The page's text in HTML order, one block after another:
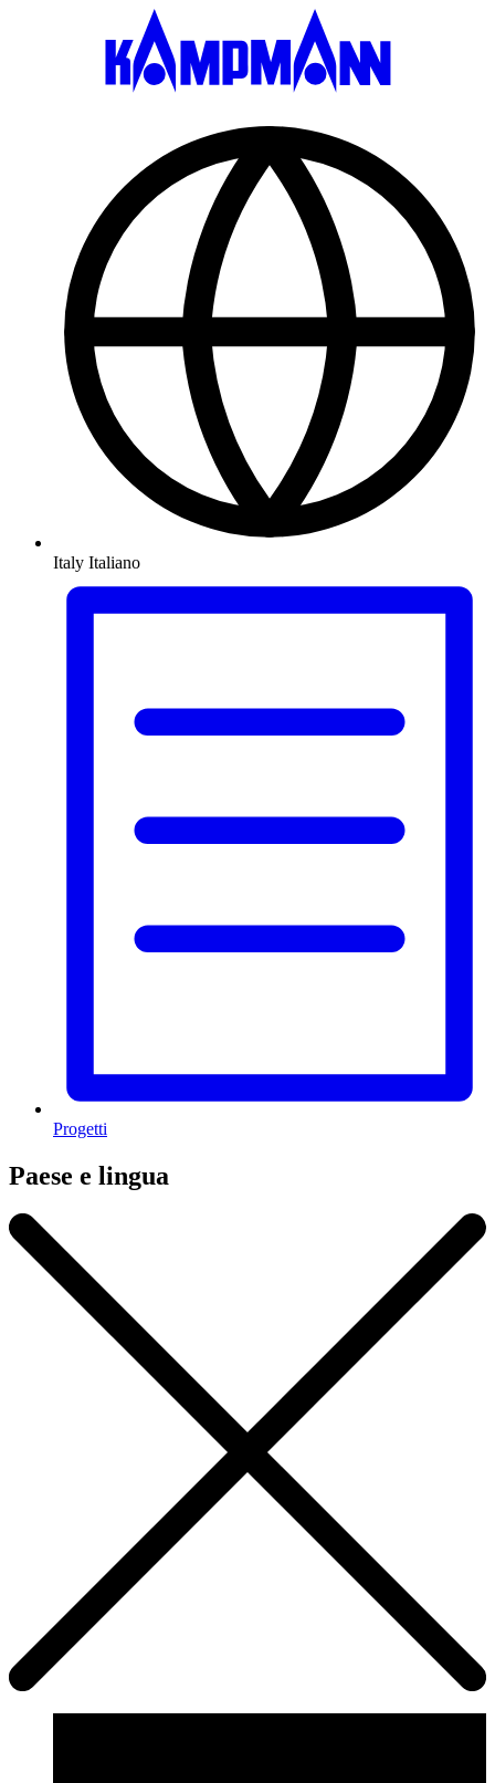
Italy Italiano
Progetti
Paese e lingua